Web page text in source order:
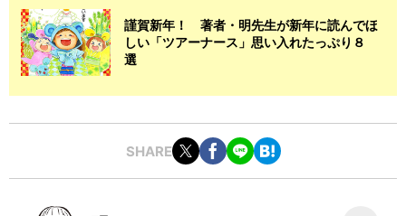
謹賀新年！ 著者・明先生が新年に読んでほ
しい「ツアーナース」思い入れたっぷり８
選
SHARE